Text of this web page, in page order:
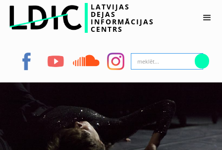
LATVIJAS
DEJAS
INFORMĀCIJAS
CENTRS